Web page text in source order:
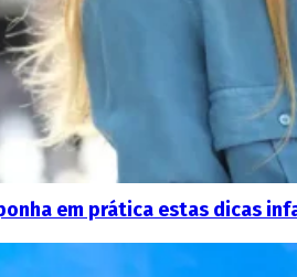
em prática estas dicas